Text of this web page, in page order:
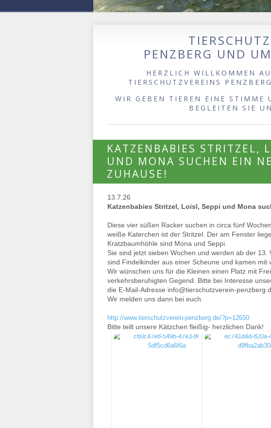
PENZBERG UND
HERZLICH WILLKOMMEN
TIERSCHUTZVEREINS
WIR GEBEN TIEREN EINE STIMME
BEGLEITEN SIE
KATZENBABIES STRITZEL,
UND MONA SUCHEN EIN
ZUHAUSE!
13.7.26
Katzenbabies Stritzel, Loisl, Seppi und Mona
Diese vier süßen Racker suchen in circa fünf
weiße Katerchen ist der Stritzel. Der am Fenster
Kratzbaumhöhle sind Mona und Seppi.
Sie sind jetzt sieben Wochen und werden ab der
sind Findelkinder aus einer Scheune und kamen mit
Wir wünschen uns für die Kleinen einen Platz mit
verkehrsberuhigten Gegend. Bitte bei Interesse
die E-Mail-Adresse info@tierschutzverein-
Wir melden uns dann bei euch.
http://www.tierschutzverein-penzberg.de/?p=12650
Bitte teilt unsere Kätzchen fleißig- herzlichen Dank!